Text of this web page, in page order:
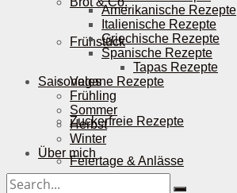
Frühstück
Vegane Rezepte
Zuckerfreie Rezepte
Feiertage & Anlässe
Amerikanische Rezepte
Italienische Rezepte
Griechische Rezepte
Spanische Rezepte
Tapas Rezepte
Saisonales
Frühling
Sommer
Herbst
Winter
Über mich